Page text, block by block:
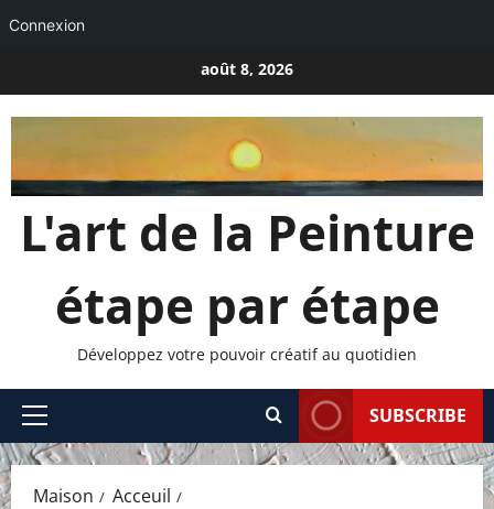
Connexion
au
contenu
août 8, 2026
L'art de la Peinture
étape par étape
Développez votre pouvoir créatif au quotidien
Menu
principal
SUBSCRIBE
Maison
Acceuil